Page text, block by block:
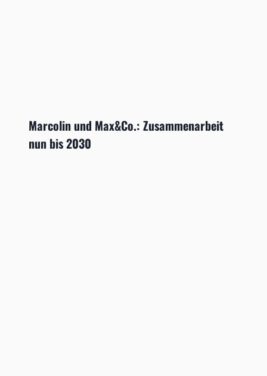
Marcolin und Max&Co.: Zusammenarbeit
nun bis 2030